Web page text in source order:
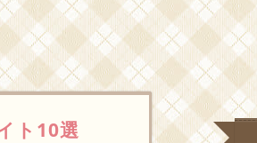
ト10選